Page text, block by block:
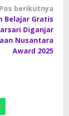
Pos berikutnya
Belajar Gratis
Diganjar
Nusantara
Award 2025